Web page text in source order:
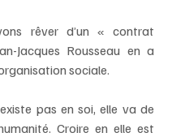
rêver d’un « contrat
Jacques Rousseau en a
sociale.
pas en soi, elle va de
Croire en elle est